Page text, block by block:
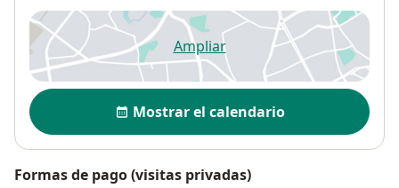
Ampliarse abre en una nueva
Disponibilidad
Mostrar el calendario
Formas de pago (visitas privadas)